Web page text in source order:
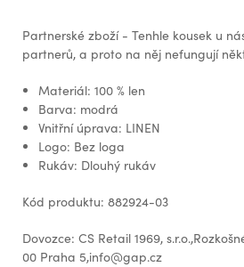
Partnerské zboží - Tenhle kousek u
partnerů, a proto na něj nefungují
Materiál: 100 % len
Barva: modrá
Vnitřní úprava: LINEN
Logo: Bez loga
Rukáv: Dlouhý rukáv
Kód produktu: 882924-03
Dovozce: CS Retail 1969,
00 Praha 5,info@gap.cz